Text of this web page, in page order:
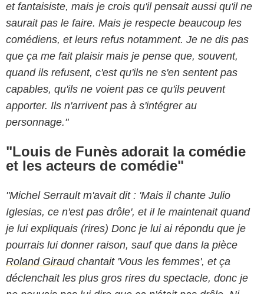
et fantaisiste, mais je crois qu'il pensait aussi qu'il ne
saurait pas le faire. Mais je respecte beaucoup les
comédiens, et leurs refus notamment. Je ne dis pas
que ça me fait plaisir mais je pense que, souvent,
quand ils refusent, c'est qu'ils ne s'en sentent pas
capables, qu'ils ne voient pas ce qu'ils peuvent
apporter. Ils n'arrivent pas à s'intégrer au
personnage."
"Louis de Funès adorait la comédie
et les acteurs de comédie"
"Michel Serrault m'avait dit : 'Mais il chante Julio
Iglesias, ce n'est pas drôle', et il le maintenait quand
je lui expliquais (rires) Donc je lui ai répondu que je
pourrais lui donner raison, sauf que dans la pièce
Roland Giraudchantait 'Vous les femmes', et ça
déclenchait les plus gros rires du spectacle, donc je